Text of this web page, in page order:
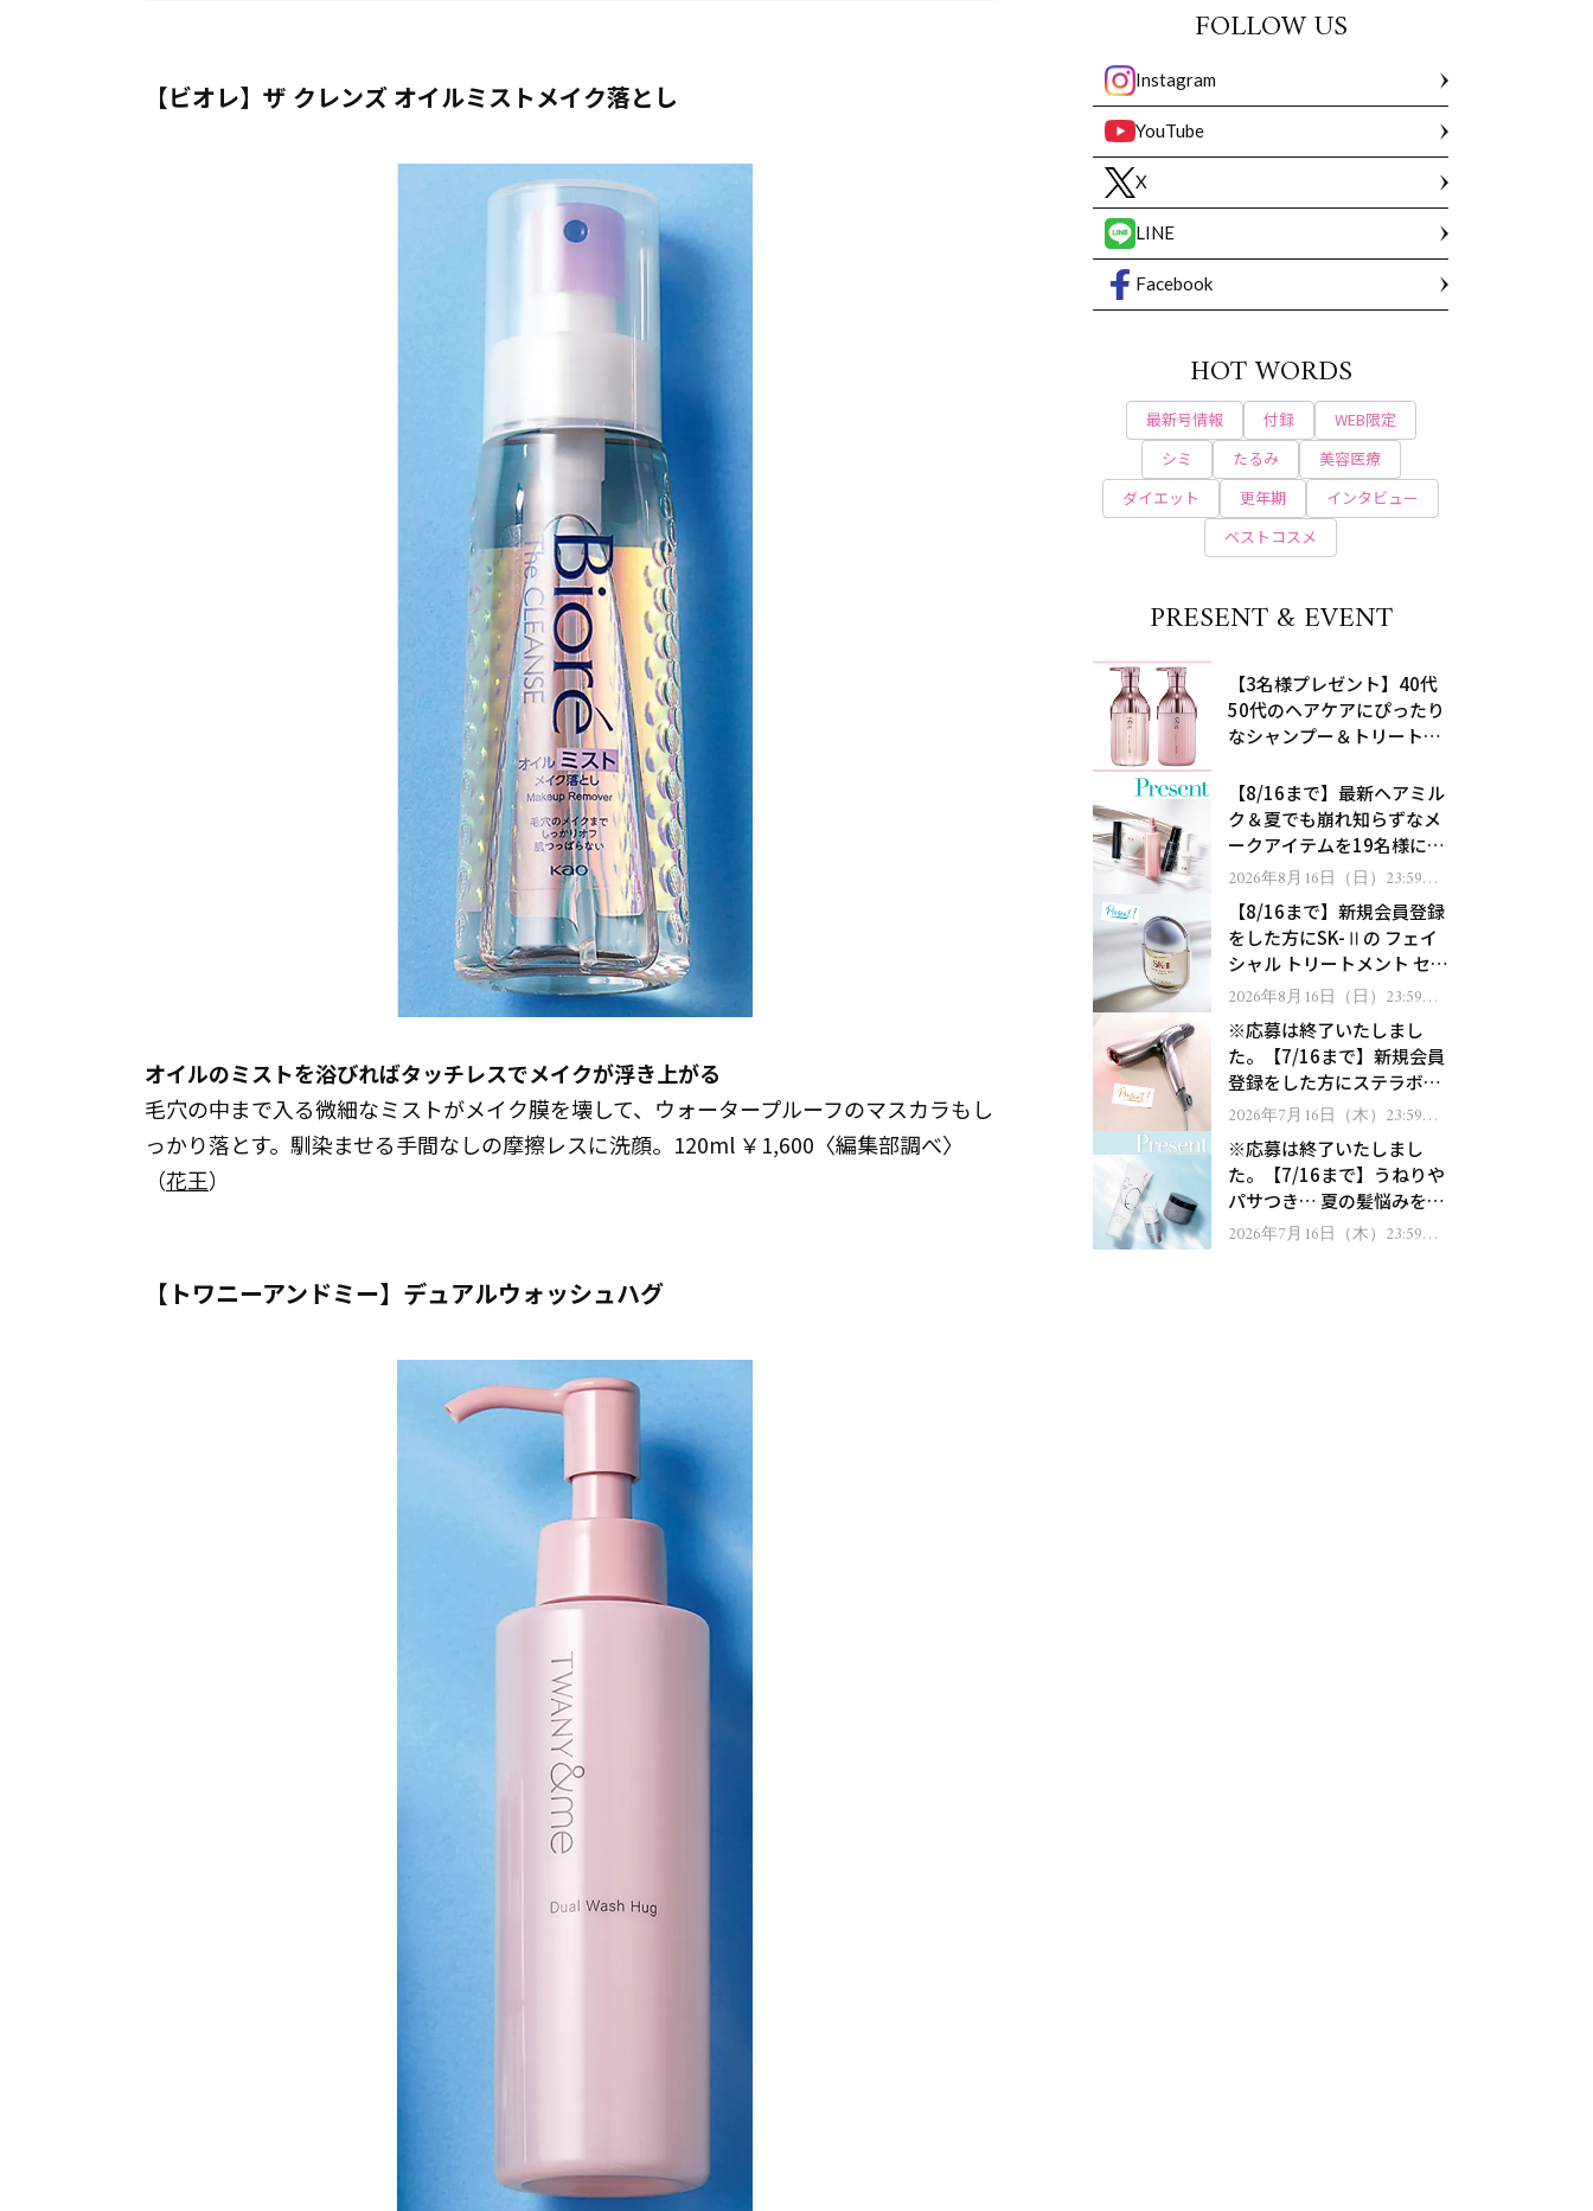
【ビオレ】ザ クレンズ オイルミストメイク落とし
オイルのミストを浴びればタッチレスでメイクが浮き上がる
毛穴の中まで入る微細なミストがメイク膜を壊して、ウォータープルーフのマスカラもし
っかり落とす。馴染ませる手間なしの摩擦レスに洗顔。120ml ￥1,600〈編集部調べ〉
（花王）
【トワニーアンドミー】デュアルウォッシュハグ
FOLLOW US
Instagram
YouTube
X
LINE
Facebook
HOT WORDS
最新号情報 付録
WEB限定
シミ
たるみ
美容医療
ダイエット
更年期
インタビュー
ベストコスメ
PRESENT & EVENT
【3名様プレゼント】40代
50代のヘアケアにぴったり
なシャンプー＆トリートメ
処！
【8/16まで】最新ヘアミル
ク＆夏でも崩れ知らずなメ
ークアイテムを19名様にプ
レゼント！
2026年8月16日（日）23:59ま
で【8/16まで】新規会員登録
をした方にSK-Ⅱの フェイ
シャル トリートメント セラ
ムをプレゼント！
2026年8月16日（日）23:59ま
※応募は終了いたしまし
た。【7/16まで】新規会員
登録をした方にステラボー
テのシャインリバース ヘア
ゼント！
2026年7月16日（木）23:59ま
※応募は終了いたしまし
た。【7/16まで】うねりや
パサつき… 夏の髪悩みを解
消するヘアケアアイテムを
2026年7月16日（木）23:59ま